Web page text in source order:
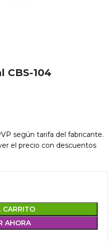
CBS-104
según tarifa del fabricante.
el precio con descuentos
CARRITO
AHORA